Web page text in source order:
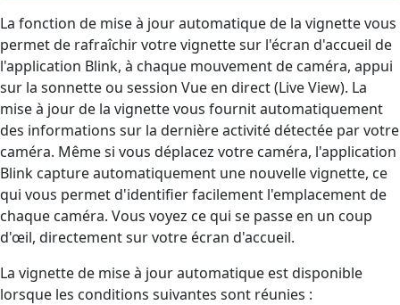
La fonction de mise à jour automatique de la vignette vous
permet de rafraîchir votre vignette sur l'écran d'accueil de
l'application Blink, à chaque mouvement de caméra, appui
sur la sonnette ou session Vue en direct (Live View). La
mise à jour de la vignette vous fournit automatiquement
des informations sur la dernière activité détectée par votre
caméra. Même si vous déplacez votre caméra, l'application
Blink capture automatiquement une nouvelle vignette, ce
qui vous permet d'identifier facilement l'emplacement de
chaque caméra. Vous voyez ce qui se passe en un coup
d'œil, directement sur votre écran d'accueil.
La vignette de mise à jour automatique est disponible
lorsque les conditions suivantes sont réunies :